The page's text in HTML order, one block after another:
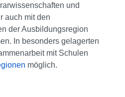
und
auch mit den
der Ausbildungsregion
In besonders gelagerten
mit Schulen
möglich.